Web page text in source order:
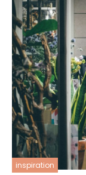
inspiration